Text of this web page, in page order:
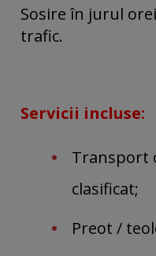
Sosire în jurul orei
trafic.
Servicii incluse:
Transport
clasificat;
Preot /